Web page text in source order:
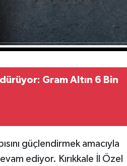
Gram Altın 6 Bin
güçlendirmek amacıyla
ediyor. Kırıkkale İl Özel